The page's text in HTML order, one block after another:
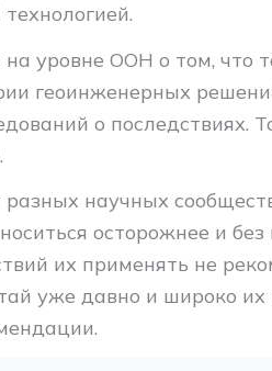
уровне ООН о том, что
геоинженерных
о последствиях.
научных
осторожнее и
их применять не
уже давно и широко